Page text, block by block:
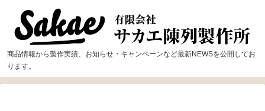
商品情報から製作実績、お知らせ・キャンペーンなど最新NEWSを公開してお
ります。